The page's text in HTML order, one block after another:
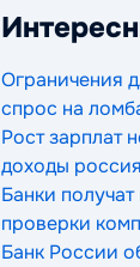
Ограничения
спрос на
Рост зарплат
доходы
Банки
проверки
Банк России